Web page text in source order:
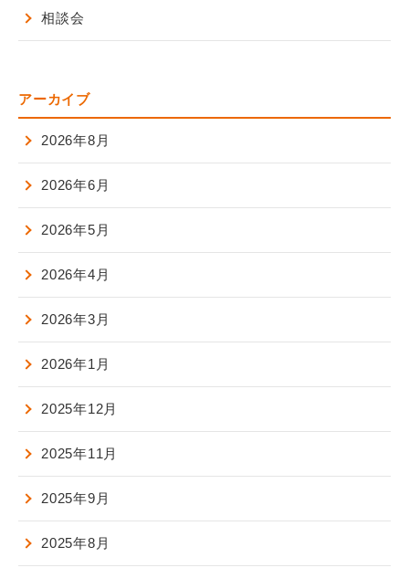
相談会
アーカイブ
2026年8月
2026年6月
2026年5月
2026年4月
2026年3月
2026年1月
2025年12月
2025年11月
2025年9月
2025年8月